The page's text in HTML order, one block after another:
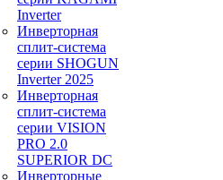
Inverter
Инверторная
сплит-система
серии SHOGUN
Inverter 2025
Инверторная
сплит-система
серии VISION
PRO 2.0
SUPERIOR DC
Инверторные